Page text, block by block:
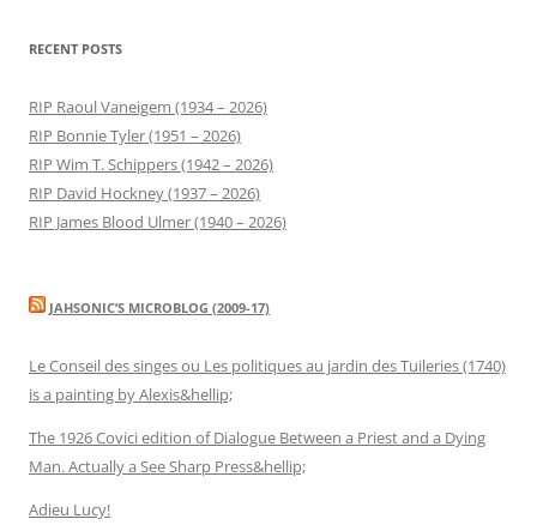
RECENT POSTS
RIP Raoul Vaneigem (1934 – 2026)
RIP Bonnie Tyler (1951 – 2026)
RIP Wim T. Schippers (1942 – 2026)
RIP David Hockney (1937 – 2026)
RIP James Blood Ulmer (1940 – 2026)
JAHSONIC’S MICROBLOG (2009-17)
Le Conseil des singes ou Les politiques au jardin des Tuileries (1740)
is a painting by Alexis&hellip;
The 1926 Covici edition of Dialogue Between a Priest and a Dying
Man. Actually a See Sharp Press&hellip;
Adieu Lucy!